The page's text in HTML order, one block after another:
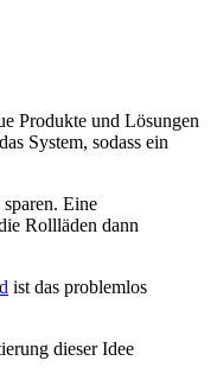
Produkte und Lösungen
System, sodass ein
Eine
Rollläden dann
ist das problemlos
dieser Idee